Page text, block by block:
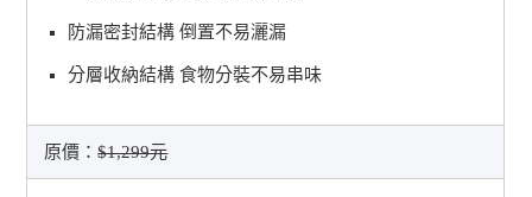
防漏密封結構 倒置不易灑漏
分層收納結構 食物分裝不易串味
原價：$1,299元